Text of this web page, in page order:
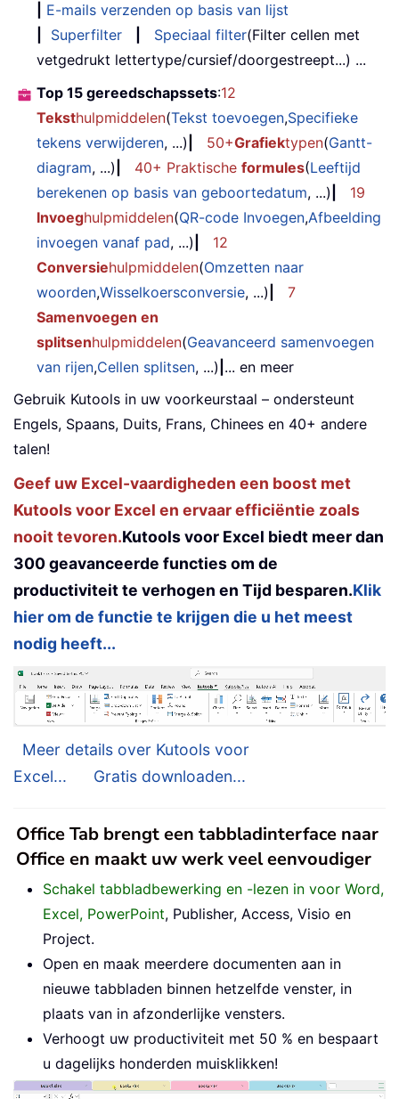
E-mails verzenden op basis van lijst
Superfilter Speciaal filter(Filter cellen met
vetgedrukt lettertype/cursief/doorgestreept...) ...
Top 15 gereedschapssets:12
Teksthulpmiddelen(Tekst toevoegen,Specifieke
tekens verwijderen, ...) 50+Grafiektypen(Gantt-
diagram, ...) 40+ Praktische formules(Leeftijd
berekenen op basis van geboortedatum, ...)
19
Invoeghulpmiddelen(QR-code Invoegen,Afbeelding
invoegen vanaf pad, ...)
12
Conversiehulpmiddelen(Omzetten naar
woorden,Wisselkoersconversie, ...)
7
Samenvoegen en
splitsenhulpmiddelen(Geavanceerd samenvoegen
van rijen,Cellen splitsen, ...) ... en meer
Gebruik Kutools in uw voorkeurstaal – ondersteunt
Engels, Spaans, Duits, Frans, Chinees en 40+ andere
talen!
Geef uw Excel-vaardigheden een boost met
Kutools voor Excel en ervaar efficiëntie zoals
nooit tevoren.Kutools voor Excel biedt meer dan
300 geavanceerde functies om de
productiviteit te verhogen en Tijd besparen.Klik
hier om de functie te krijgen die u het meest
nodig heeft...
Meer details over Kutools voor
Excel...
Gratis downloaden...
Office Tab brengt een tabbladinterface naar
Office en maakt uw werk veel eenvoudiger
Schakel tabbladbewerking en -lezen in voor Word,
Excel, PowerPoint, Publisher, Access, Visio en
Project.
Open en maak meerdere documenten aan in
nieuwe tabbladen binnen hetzelfde venster, in
plaats van in afzonderlijke vensters.
Verhoogt uw productiviteit met 50 % en bespaart
u dagelijks honderden muisklikken!